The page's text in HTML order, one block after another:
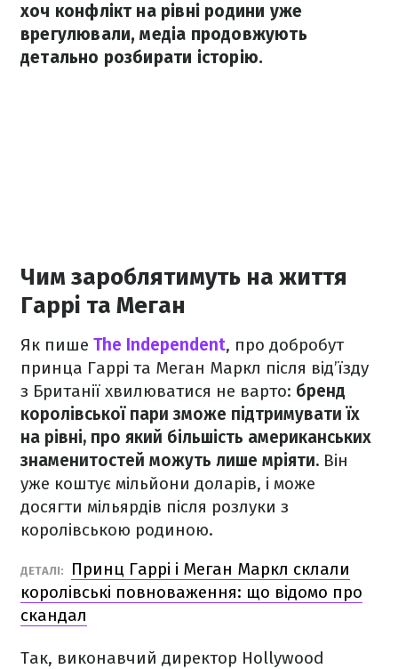
хоч конфлікт на рівні родини уже
врегулювали, медіа продовжують
детально розбирати історію.
Чим зароблятимуть на життя
Гаррі та Меган
Як пише The ​​Independent, про добробут
принца Гаррі та Меган Маркл після від’їзду
з Британії хвилюватися не варто: бренд
королівської пари зможе підтримувати їх
на рівні, про який більшість американських
знаменитостей можуть лише мріяти. Він
уже коштує мільйони доларів, і може
досягти мільярдів після розлуки з
королівською родиною.
ДЕТАЛІ:
Принц Гаррі і Меган Маркл склали
королівські повноваження: що відомо про
скандал
Так, виконавчий директор Hollywood